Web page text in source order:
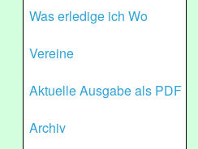
Was erledige ich Wo
Vereine
Aktuelle Ausgabe als PDF
Archiv